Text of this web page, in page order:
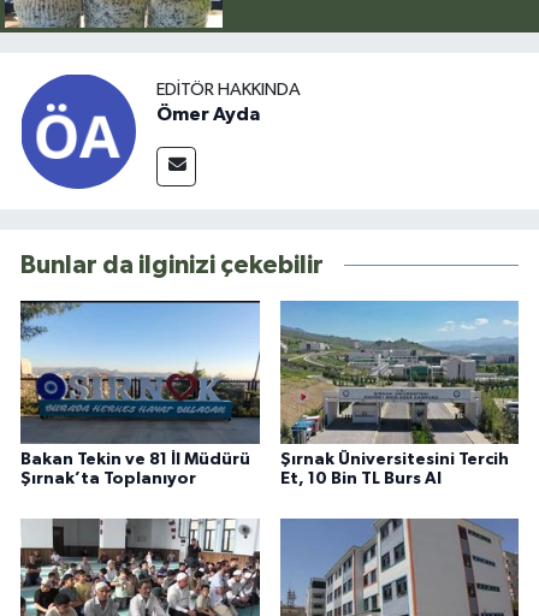
EDITÖR HAKKINDA
Ömer Ayda
Bunlar da ilginizi çekebilir
Bakan Tekin ve 81 İl Müdürü
Şırnak’ta Toplanıyor
Şırnak Üniversitesini Tercih
Et, 10 Bin TL Burs Al